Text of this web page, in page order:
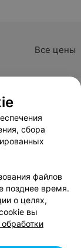
Все цены
сбора
файлов
позднее время.
о целях,
вы